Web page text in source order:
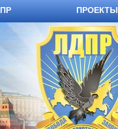
ПРОЕКТЫ